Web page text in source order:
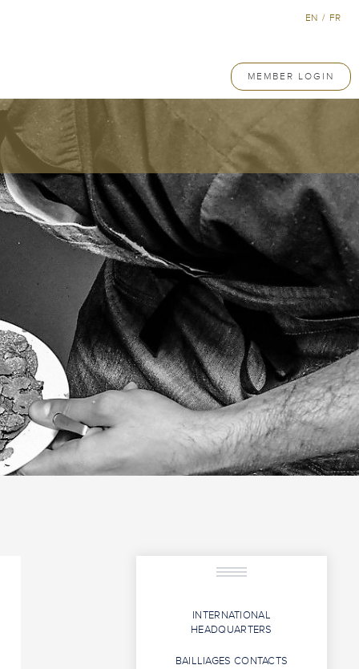
MEMBER LOGIN
EN / FR
INTERNATIONAL
HEADQUARTERS
BAILLIAGES CONTACTS